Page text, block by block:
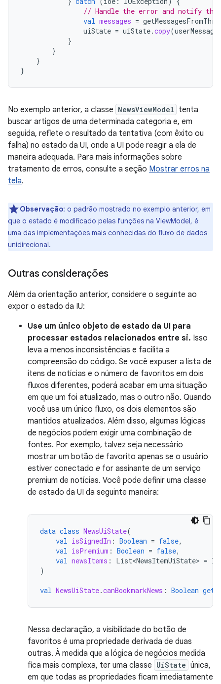
// Handle the error and notify the
val messages =
uiState = uiState.copy(
}
}
}
}
No exemplo anterior, a classe NewsViewModel tenta
buscar artigos de uma determinada categoria e, em
seguida, reflete o resultado da tentativa (com êxito ou
falha) no estado da UI, onde a UI pode reagir a ela de
maneira adequada. Para mais informações sobre
tratamento de erros, consulte a seção Mostrar erros na
tela.
Observação: o padrão mostrado no exemplo anterior, em
que o estado é modificado pelas funções na ViewModel, é
uma das implementações mais conhecidas do fluxo de dados
unidirecional.
Outras considerações
Além da orientação anterior, considere o seguinte ao
expor o estado da IU:
Use um único objeto de estado da UI para
processar estados relacionados entre si. Isso
leva a menos inconsistências e facilita a
compreensão do código. Se você expuser a lista de
itens de notícias e o número de favoritos em dois
fluxos diferentes, poderá acabar em uma situação
em que um foi atualizado, mas o outro não. Quando
você usa um único fluxo, os dois elementos são
mantidos atualizados. Além disso, algumas lógicas
de negócios podem exigir uma combinação de
fontes. Por exemplo, talvez seja necessário
mostrar um botão de favorito apenas se o usuário
estiver conectado e for assinante de um serviço
premium de notícias. Você pode definir uma classe
de estado da UI da seguinte maneira:
data class NewsUiState(
val isSignedIn : Boolean = false,
val isPremium : Boolean = false,
val newsItems : List<NewsItemUiState> =
)
val NewsUiState.canBookmarkNews : Boolean get
Nessa declaração, a visibilidade do botão de
favoritos é uma propriedade derivada de duas
outras. À medida que a lógica de negócios medida
fica mais complexa, ter uma classe UiState única,
em que todas as propriedades ficam imediatamente